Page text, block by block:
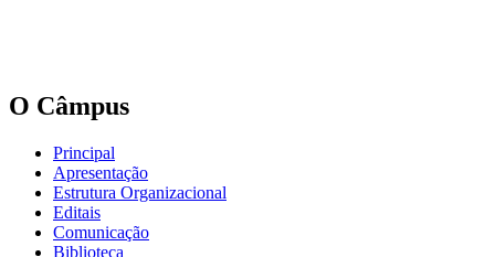
O Câmpus
Principal
Apresentação
Estrutura Organizacional
Editais
Comunicação
Biblioteca